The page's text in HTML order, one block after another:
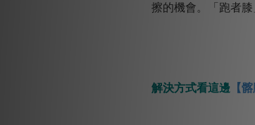
擦的機會。「跑者
解決方式看這邊 【